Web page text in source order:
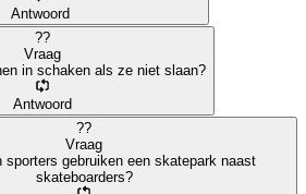
Antwoord
??
Vraag
in schaken als ze niet slaan?
Antwoord
??
Vraag
sporters gebruiken een skatepark naast
skateboarders?